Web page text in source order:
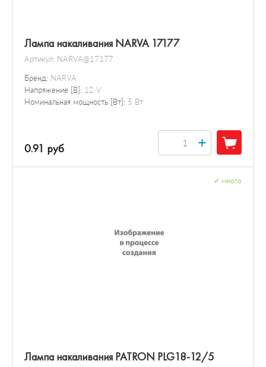
Лампа накаливания NARVA 17177
Артикул: NARVA@17177
Бренд: NARVA
Напряжение [В]: 12 V
Номинальная мощность [Вт]: 5 Вт
0.91 руб +
Лампа накаливания PATRON PLG18-12/5
много